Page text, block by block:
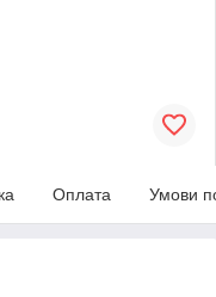
Оплата Умови